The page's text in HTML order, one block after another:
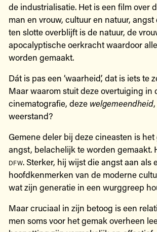
de industrialisatie. Het is een film over
man en vrouw, cultuur en natuur, angst
ten slotte overblijft is de natuur, de
apocalyptische oerkracht waardoor
worden gemaakt.
Dát is pas een ‘waarheid’, dat is iets te
Maar waarom stuit deze overtuiging in
cinematografie, deze welgemeendheid
weerstand?
Gemene deler bij deze cineasten is het
angst, belachelijk te worden gemaakt.
dfw. Sterker, hij wijst die angst aan als
hoofdkenmerken van de moderne
wat zijn generatie in een wurggreep
Maar cruciaal in zijn betoog is een
men soms voor het gemak overheen